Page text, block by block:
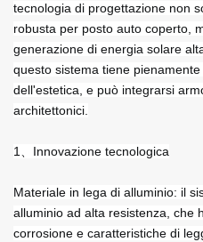
tecnologia di progettazione non
robusta per posto auto coperto,
generazione di energia solare
questo sistema tiene
dell'estetica, e può integrarsi
architettonici.
1、Innovazione tecnologica
Materiale in lega di alluminio: il
alluminio ad alta resistenza, che
corrosione e caratteristiche di